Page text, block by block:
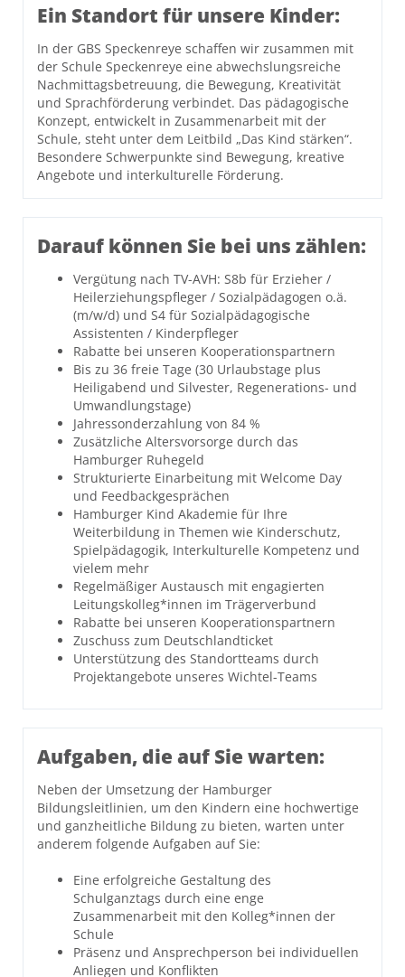
Ein Standort für unsere Kinder:
In der GBS Speckenreye schaffen wir zusammen mit
der Schule Speckenreye eine abwechslungsreiche
Nachmittagsbetreuung, die Bewegung, Kreativität
und Sprachförderung verbindet. Das pädagogische
Konzept, entwickelt in Zusammenarbeit mit der
Schule, steht unter dem Leitbild „Das Kind stärken“.
Besondere Schwerpunkte sind Bewegung, kreative
Angebote und interkulturelle Förderung.
Darauf können Sie bei uns zählen:
Vergütung nach TV-AVH: S8b für Erzieher /
Heilerziehungspfleger / Sozialpädagogen o.ä.
(m/w/d) und S4 für Sozialpädagogische
Assistenten / Kinderpfleger
Rabatte bei unseren Kooperationspartnern
Bis zu 36 freie Tage (30 Urlaubstage plus
Heiligabend und Silvester, Regenerations- und
Umwandlungstage)
Jahressonderzahlung von 84 %
Zusätzliche Altersvorsorge durch das
Hamburger Ruhegeld
Strukturierte Einarbeitung mit Welcome Day
und Feedbackgesprächen
Hamburger Kind Akademie für Ihre
Weiterbildung in Themen wie Kinderschutz,
Spielpädagogik, Interkulturelle Kompetenz und
vielem mehr
Regelmäßiger Austausch mit engagierten
Leitungskolleg*innen im Trägerverbund
Rabatte bei unseren Kooperationspartnern
Zuschuss zum Deutschlandticket
Unterstützung des Standortteams durch
Projektangebote unseres Wichtel-Teams
Aufgaben, die auf Sie warten:
Neben der Umsetzung der Hamburger
Bildungsleitlinien, um den Kindern eine hochwertige
und ganzheitliche Bildung zu bieten, warten unter
anderem folgende Aufgaben auf Sie:
Eine erfolgreiche Gestaltung des
Schulganztags durch eine enge
Zusammenarbeit mit den Kolleg*innen der
Schule
Präsenz und Ansprechperson bei individuellen
Anliegen und Konflikten